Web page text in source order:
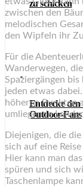
zu schicken
Entdecke
Outdoor-Fans
zwischen den
melodischen
den Wipfeln ihr
Für die
Wanderwegen,
Spaziergängen
jeden etwas
höheren Punkten
umliegende
Diejenigen, die
sich auf eine
Hier kann man
spüren und sich
Taschenlampe